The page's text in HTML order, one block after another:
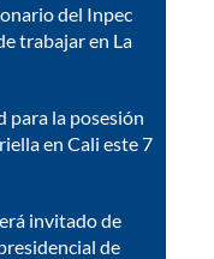
del Inpec
trabajar en La
para la posesión
en Cali este 7
invitado de
de